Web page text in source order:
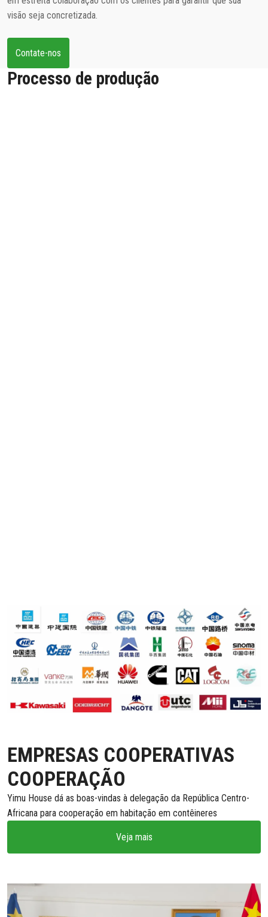
visão seja concretizada.
Contate-nos
Processo de produção
EMPRESAS COOPERATIVAS
COOPERAÇÃO
Yimu House dá as boas-vindas à delegação da República Centro-
Africana para cooperação em habitação em contêineres
Veja mais